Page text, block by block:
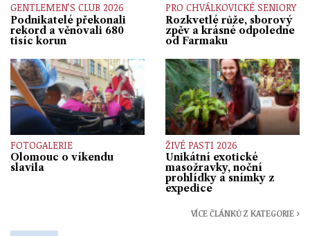
GENTLEMEN’S CLUB 2026
Podnikatelé překonali
rekord a věnovali 680
tisíc korun
PRO CHVÁLKOVICKÉ SENIORY
Rozkvetlé růže, sborový
zpěv a krásné odpoledne
od Farmaku
FOTOGALERIE
Olomouc o víkendu
slavila
ŽIVÉ PASTI 2026
Unikátní exotické
masožravky, noční
prohlídky a snímky z
expedice
VÍCE ČLÁNKŮ Z KATEGORIE ›